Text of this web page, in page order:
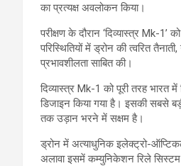
का प्रत्यक्ष अवलोकन किया।
परीक्षण के दौरान ‘दिव्यास्त्र Mk-
परिस्थितियों में ड्रोन की त्वरित
प्रभावशीलता साबित की।
दिव्यास्त्र Mk-1 को पूरी तरह भारत
डिजाइन किया गया है। इसकी सबसे
तक उड़ान भरने में सक्षम है।
ड्रोन में अत्याधुनिक इलेक्ट्रो-
अलावा इसमें कम्युनिकेशन रिले